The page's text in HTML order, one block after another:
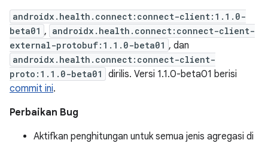
androidx.health.connect:connect-client:1.1.0-
beta01 , androidx.health.connect:connect-client-
external-protobuf:1.1.0-beta01 , dan
androidx.health.connect:connect-client-
proto:1.1.0-beta01
dirilis. Versi 1.1.0-beta01 berisi
commit ini.
Perbaikan Bug
Aktifkan penghitungan untuk semua jenis agregasi di